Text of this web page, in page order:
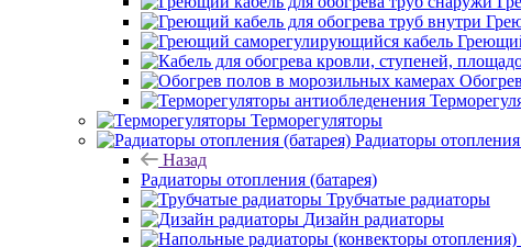
Терморегуляторы
Радиаторы отопления
Назад
Радиаторы отопления (батарея)
Трубчатые радиаторы
Дизайн радиаторы